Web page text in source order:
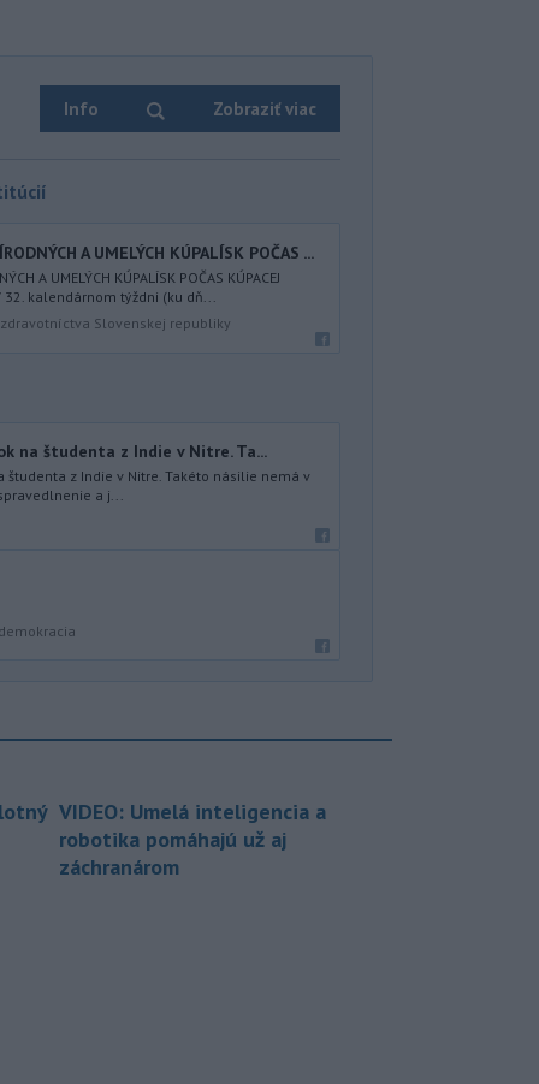
Info Zobraziť viac
A UMELÝCH KÚPALÍSK POČAS ...
A UMELÝCH KÚPALÍSK POČAS KÚPACEJ
32. kalendárnom týždni (ku dň...
Slovenskej republiky
na študenta z Indie v Nitre. Ta...
študenta z Indie v Nitre. Takéto násilie nemá v
a j...
VIDEO: Umelá inteligencia a
robotika pomáhajú už aj
záchranárom